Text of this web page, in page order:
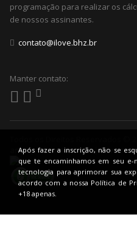
programação para realizar os
de nossos assinantes.
contato@ilove.bhz.br
Manter contato:
amor pode estar aqui! | Powered
Após fazer a inscrição, não se
que te encaminhamos em seu e-
tecnologia para aprimorar sua
acordo com a nossa Política de
+18 apenas.